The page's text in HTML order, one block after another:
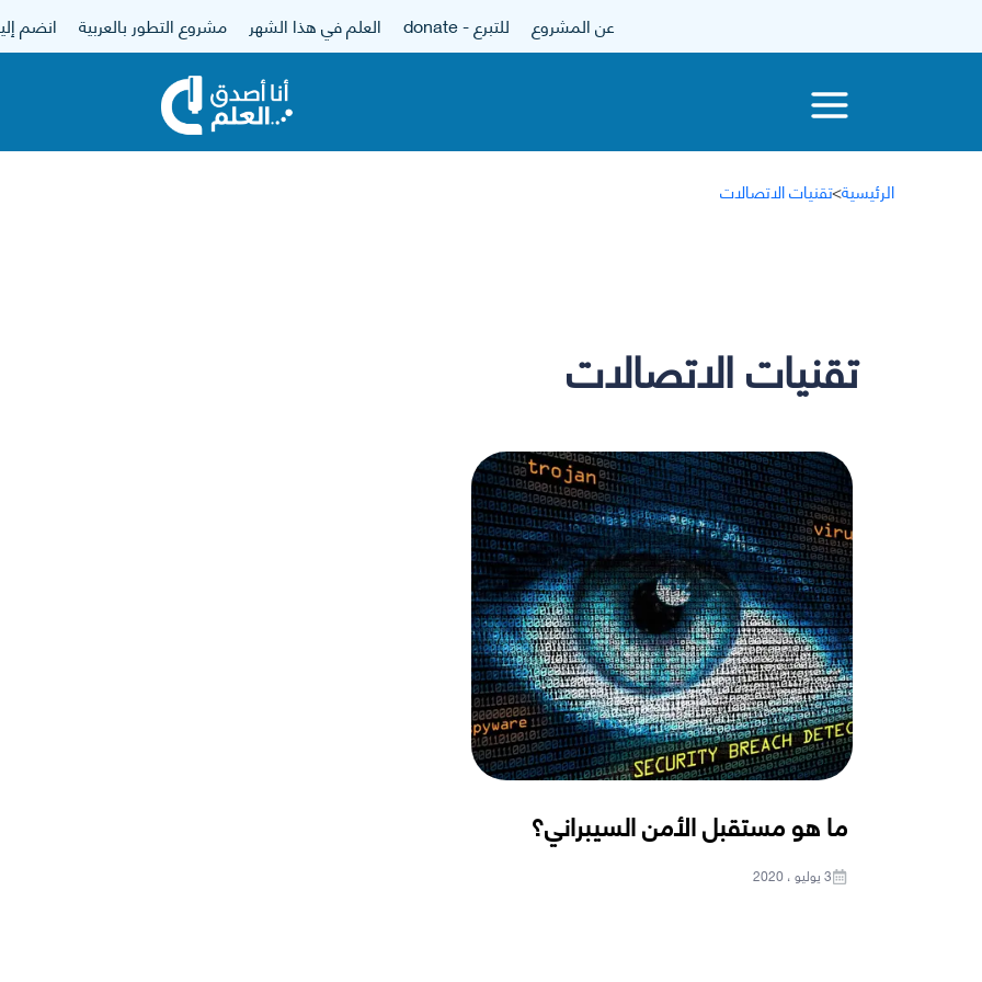
عن المشروع للتبرع - donate العلم في هذا الشهر مشروع التطور بالعربية انضم
الرئيسية>تقنيات الاتصالات
تقنيات الاتصالات
ما هو مستقبل الأمن السيبراني؟
3 يوليو ، 2020